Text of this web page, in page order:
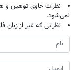
نظرات حاوی توهین و
نمی‌شود.
نظراتی که غیر از زبان